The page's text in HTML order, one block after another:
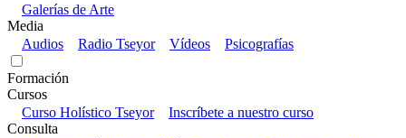
Galerías de Arte
Media
Audios
Radio Tseyor Vídeos Psicografías
Formación
Cursos
Curso Holístico Tseyor
Inscríbete a nuestro curso
Consulta